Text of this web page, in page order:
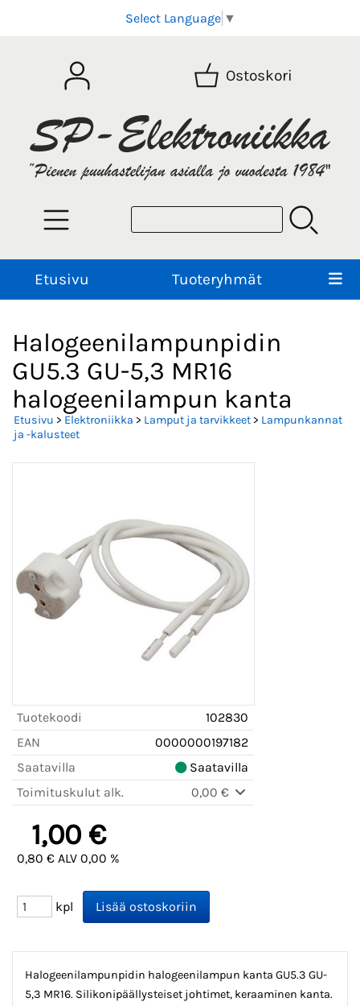
Select Language ▼
Ostoskori
Etusivu Tuoteryhmät
Halogeenilampunpidin
GU5.3 GU-5,3 MR16
halogeenilampun kanta
Etusivu > Elektroniikka > Lamput ja tarvikkeet> Lampunkannat
ja -kalusteet
Tuotekoodi
102830
EAN
0000000197182
Saatavilla
Saatavilla
Toimituskulut alk.
0,00 €
1,00 €
0,80 € ALV 0,00 %
kpl
Halogeenilampunpidin halogeenilampun kanta GU5.3 GU-
5,3 MR16. Silikonipäällysteiset johtimet, keraaminen kanta.